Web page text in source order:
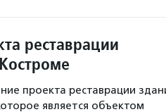
реставрации
проекта реставрации
является объектом